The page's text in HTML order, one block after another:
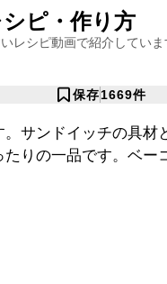
ピ・作り方
レシピ動画で紹介していま
保存1669件
サンドイッチの具材
りの一品です。ベー